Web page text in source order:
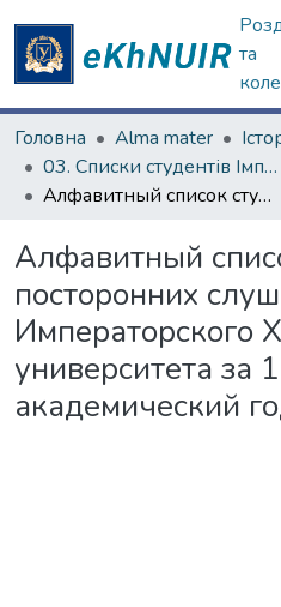
та
Головна Alma mater
03. Списки студентів Імператорського Харківського університету
Алфавитный список студентов и посторонних слушателей Императорского Харьковского университета за 1898–1899 академический год
Алфавитный
посторонних
Императорского
университета за
академический